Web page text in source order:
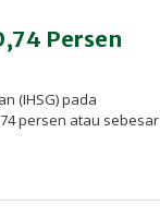
Persen
(IHSG) pada
persen atau sebesar